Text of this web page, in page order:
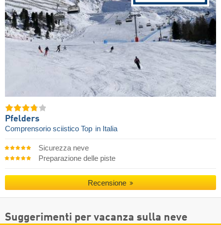
Pfelders
Comprensorio sciistico Top in Italia
Sicurezza neve
Preparazione delle piste
Recensione
Suggerimenti per vacanza sulla neve